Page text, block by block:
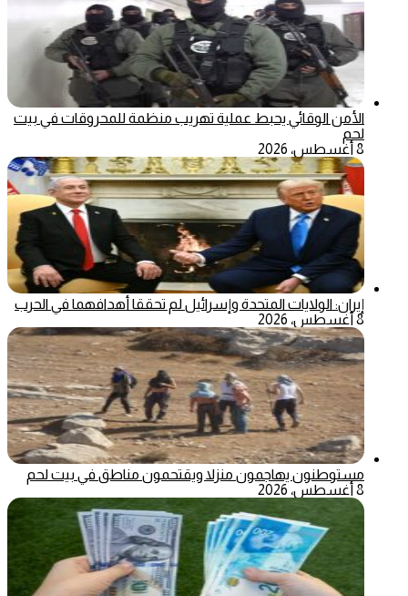
الأمن الوقائي يحبط عملية تهريب منظمة للمحروقات في بيت
لحم
8 أغسطس، 2026
إيران: الولايات المتحدة وإسرائيل لم تحققا أهدافهما في الحرب
8 أغسطس، 2026
مستوطنون يهاجمون منزلا ويقتحمون مناطق في بيت لحم
8 أغسطس، 2026